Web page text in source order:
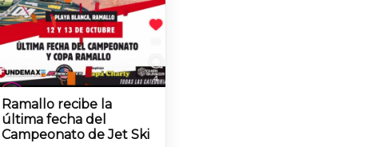
Ramallo recibe la
última fecha del
Campeonato de Jet Ski